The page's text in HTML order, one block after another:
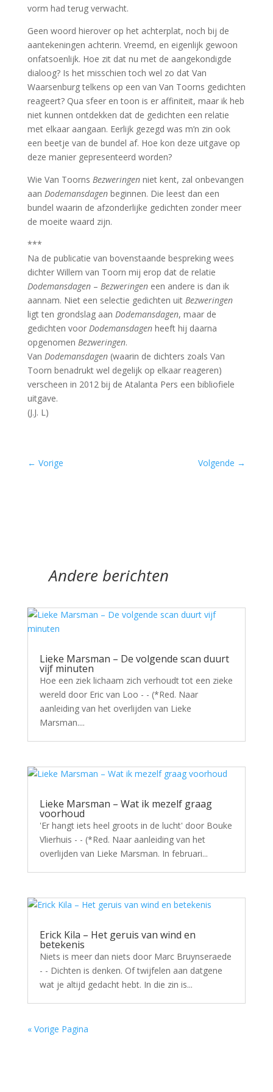
vorm had terug verwacht.
Geen woord hierover op het achterplat, noch bij de
aantekeningen achterin. Vreemd, en eigenlijk gewoon
onfatsoenlijk. Hoe zit dat nu met de aangekondigde
dialoog? Is het misschien toch wel zo dat Van
Waarsenburg telkens op een van Van Toorns gedichten
reageert? Qua sfeer en toon is er affiniteit, maar ik heb
niet kunnen ontdekken dat de gedichten een relatie
met elkaar aangaan. Eerlijk gezegd was m’n zin ook
een beetje van de bundel af. Hoe kon deze uitgave op
deze manier gepresenteerd worden?
Wie Van Toorns Bezweringen niet kent, zal onbevangen
aan Dodemansdagenbeginnen. Die leest dan een
bundel waarin de afzonderlijke gedichten zonder meer
de moeite waard zijn.
***
Na de publicatie van bovenstaande bespreking wees
dichter Willem van Toorn mij erop dat de relatie
Dodemansdagen – Bezweringen een andere is dan ik
aannam. Niet een selectie gedichten uit Bezweringen
ligt ten grondslag aan Dodemansdagen, maar de
gedichten voor Dodemansdagen heeft hij daarna
opgenomen Bezweringen.
Van Dodemansdagen (waarin de dichters zoals Van
Toorn benadrukt wel degelijk op elkaar reageren)
verscheen in 2012 bij de Atalanta Pers een bibliofiele
uitgave.
(J.J. L)
← Vorige Volgende →
Andere berichten
Lieke Marsman – De volgende scan duurt
vijf minuten
Hoe een ziek lichaam zich verhoudt tot een zieke
wereld door Eric van Loo - - (*Red. Naar
aanleiding van het overlijden van Lieke
Marsman....
Lieke Marsman – Wat ik mezelf graag
voorhoud
'Er hangt iets heel groots in de lucht' door Bouke
Vlierhuis - - (*Red. Naar aanleiding van het
overlijden van Lieke Marsman. In februari...
Erick Kila – Het geruis van wind en
betekenis
Niets is meer dan niets door Marc Bruynseraede
- - Dichten is denken. Of twijfelen aan datgene
wat je altijd gedacht hebt. In die zin is...
« Vorige Pagina